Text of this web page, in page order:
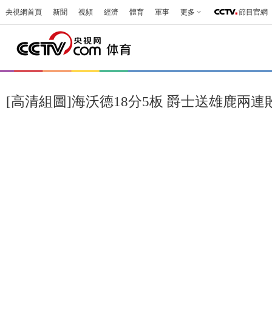
央視網首頁 新聞 視頻 經濟 體育 軍事 更多 節目官網
[高清組圖]海沃德18分5板 爵士送雄鹿兩連